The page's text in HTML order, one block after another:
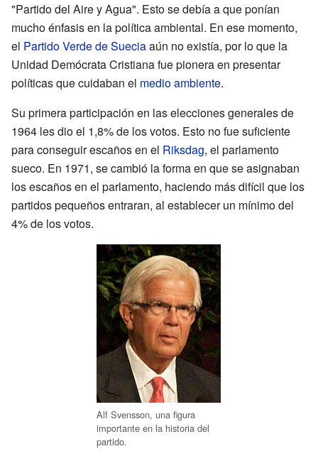
"Partido del Aire y Agua". Esto se debía a que ponían
mucho énfasis en la política ambiental. En ese momento,
el Partido Verde de Sueciaaún no existía, por lo que la
Unidad Demócrata Cristiana fue pionera en presentar
políticas que cuidaban el medio ambiente.
Su primera participación en las elecciones generales de
1964 les dio el 1,8% de los votos. Esto no fue suficiente
para conseguir escaños en el Riksdag, el parlamento
sueco. En 1971, se cambió la forma en que se asignaban
los escaños en el parlamento, haciendo más difícil que los
partidos pequeños entraran, al establecer un mínimo del
4% de los votos.
Alf Svensson, una figura
importante en la historia del
partido.